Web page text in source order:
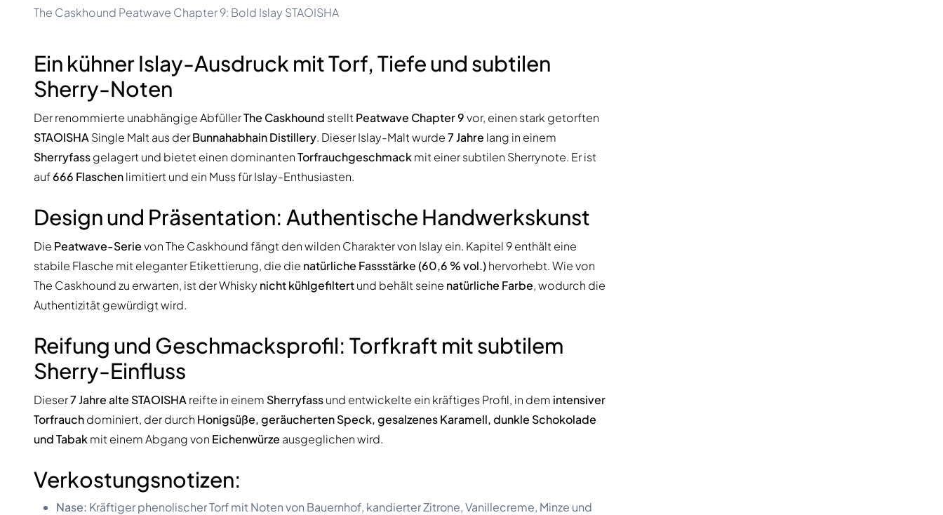
The Caskhound Peatwave Chapter 9: Bold Islay STAOISHA
Ein kühner Islay-Ausdruck mit Torf, Tiefe und subtilen
Sherry-Noten
Der renommierte unabhängige AbfüllerThe Caskhound stellt Peatwave Chapter 9vor, einen stark getorften
STAOISHA Single Malt aus derBunnahabhain Distillery. Dieser Islay-Malt wurde7 Jahre lang in einem
Sherryfassgelagert und bietet einen dominantenTorfrauchgeschmackmit einer subtilen Sherrynote. Er ist
auf666 Flaschenlimitiert und ein Muss für Islay-Enthusiasten.
Design und Präsentation: Authentische Handwerkskunst
Die Peatwave-Serievon The Caskhound fängt den wilden Charakter von Islay ein. Kapitel 9 enthält eine
stabile Flasche mit eleganter Etikettierung, die die natürliche Fassstärke (60,6 % vol.)hervorhebt. Wie von
The Caskhound zu erwarten, ist der Whisky nicht kühlgefiltertund behält seine natürliche Farbe, wodurch die
Authentizität gewürdigt wird.
Reifung und Geschmacksprofil: Torfkraft mit subtilem
Sherry-Einfluss
Dieser7 Jahre alte STAOISHA reifte in einem Sherryfassund entwickelte ein kräftiges Profil, in dem intensiver
Torfrauchdominiert, der durch Honigsüße, geräucherten Speck, gesalzenes Karamell, dunkle Schokolade
und Tabakmit einem Abgang von Eichenwürze ausgeglichen wird.
Verkostungsnotizen:
Nase: Kräftiger phenolischer Torf mit Noten von Bauernhof, kandierter Zitrone, Vanillecreme, Minze und